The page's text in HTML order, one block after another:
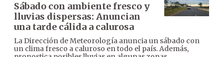
Sábado con ambiente fresco y
lluvias dispersas: Anuncian
una tarde cálida a calurosa
La Dirección de Meteorología anuncia un sábado con
un clima fresco a caluroso en todo el país. Además,